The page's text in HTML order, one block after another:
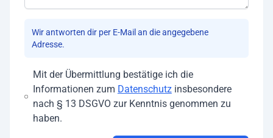
Wir antworten dir per E-Mail an die angegebene
Adresse.
Mit der Übermittlung bestätige ich die
Informationen zum Datenschutzinsbesondere
nach § 13 DSGVO zur Kenntnis genommen zu
haben.